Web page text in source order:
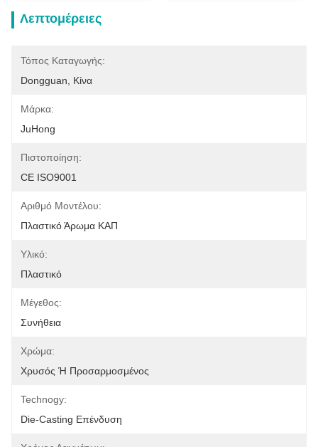
Λεπτομέρειες
Τόπος Καταγωγής:
Dongguan, Κίνα
Μάρκα:
JuHong
Πιστοποίηση:
CE ISO9001
Αριθμό Μοντέλου:
Πλαστικό Άρωμα ΚΑΠ
Υλικό:
Πλαστικό
Μέγεθος:
Συνήθεια
Χρώμα:
Χρυσός Ή Προσαρμοσμένος
Technogy:
Die-Casting Επένδυση